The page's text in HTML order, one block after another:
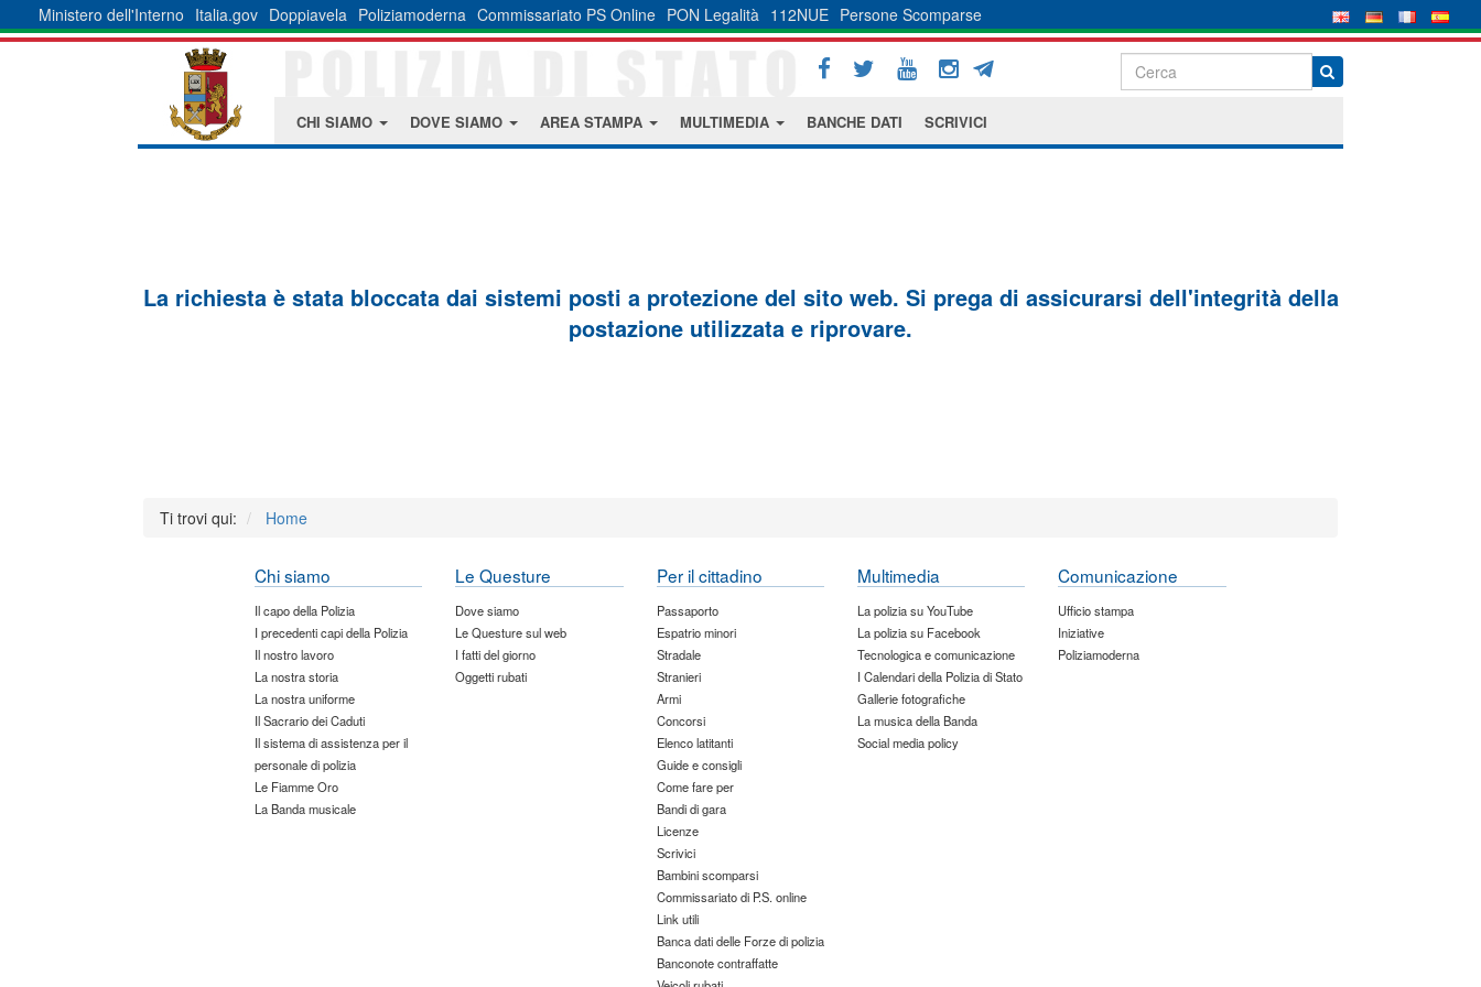
Ministero dell'Interno Italia.gov Doppiavela Poliziamoderna Commissariato PS Online PON Legalità 112NUE Persone Scomparse
CHI SIAMO DOVE SIAMO AREA STAMPA MULTIMEDIA BANCHE DATI SCRIVICI
La richiesta è stata bloccata dai sistemi posti a protezione del sito web. Si prega di assicurarsi dell'integrità della
postazione utilizzata e riprovare.
Ti trovi qui: Home
Chi siamo
Il capo della Polizia
I precedenti capi della Polizia
Il nostro lavoro
La nostra storia
La nostra uniforme
Il Sacrario dei Caduti
Il sistema di assistenza per il
personale di polizia
Le Fiamme Oro
La Banda musicale
Le Questure
Dove siamo
Le Questure sul web
I fatti del giorno
Oggetti rubati
Per il cittadino
Passaporto
Espatrio minori
Stradale
Stranieri
Armi
Concorsi
Elenco latitanti
Guide e consigli
Come fare per
Bandi di gara
Licenze
Scrivici
Bambini scomparsi
Commissariato di P.S. online
Link utili
Banca dati delle Forze di polizia
Banconote contraffatte
Multimedia
La polizia su YouTube
La polizia su Facebook
Tecnologica e comunicazione
I Calendari della Polizia di Stato
Gallerie fotografiche
La musica della Banda
Social media policy
Comunicazione
Ufficio stampa
Iniziative
Poliziamoderna